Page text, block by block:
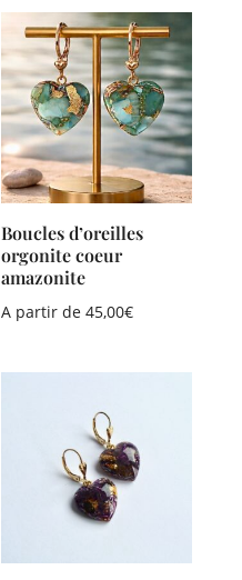
Boucles d’oreilles
orgonite coeur
amazonite
A partir de45,00€